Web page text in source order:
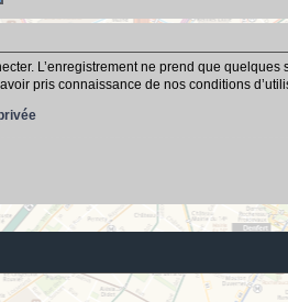
L’enregistrement ne prend que
pris connaissance de nos conditions